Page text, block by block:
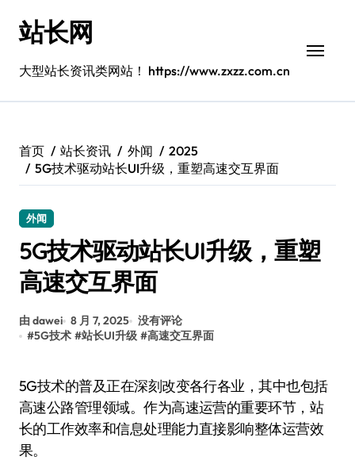
站长网
大型站长资讯类网站！ https://www.zxzz.com.cn
首页 站长资讯 外闻
2025
5G技术驱动站长UI升级，重塑高速交互界面
外闻
5G技术驱动站长UI升级，重塑
高速交互界面
由 dawei 8 月 7, 2025 没有评论
#5G技术 #站长UI升级 #高速交互界面
5G技术的普及正在深刻改变各行各业，其中也包括
高速公路管理领域。作为高速运营的重要环节，站
长的工作效率和信息处理能力直接影响整体运营效
果。